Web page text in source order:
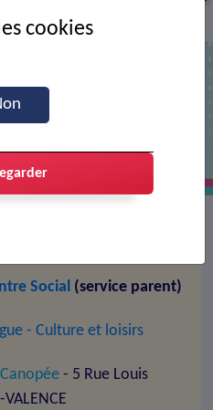
italienne
italienne
Social (service parent)
- Culture et loisirs
- 5 Rue Louis
cookies